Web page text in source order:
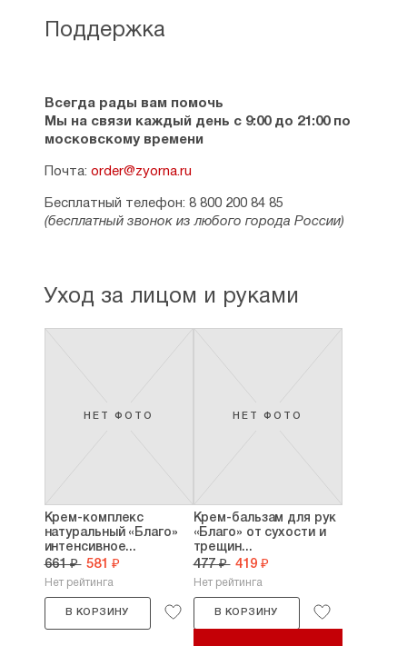
Поддержка
Всегда рады вам помочь
Мы на связи каждый день с 9:00 до 21:00 по
московскому времени
Почта: order@zyorna.ru
Бесплатный телефон: 8 800 200 84 85
(бесплатный звонок из любого города России)
Уход за лицом и руками
НЕТ ФОТО
Крем-комплекс
натуральный «Благо»
интенсивное...
661 ₽ 581 ₽
Нет рейтинга
В КОРЗИНУ
НЕТ ФОТО
Крем-бальзам для рук
«Благо» от сухости и
трещин...
477 ₽ 419 ₽
Нет рейтинга
В КОРЗИНУ